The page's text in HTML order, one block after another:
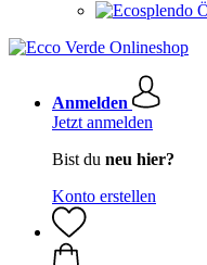
Anmelden
Jetzt anmelden
Bist du neu hier?
Konto erstellen